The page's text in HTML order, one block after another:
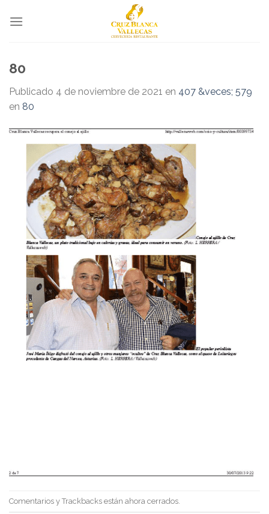
80
Publicado 4 de noviembre de 2021 en 407 &veces; 579
en 80
Comentarios y Trackbacks están ahora cerrados.